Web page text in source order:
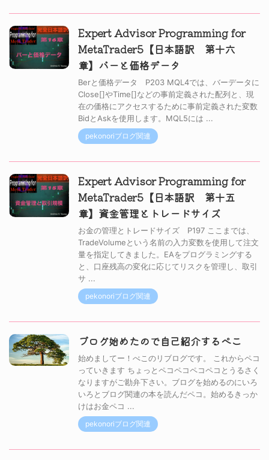
Expert Advisor Programming for
MetaTrader5【日本語訳 第十六
章】バーと価格データ
Berと価格データ P203 MQL4では、バーデータに
Close[]やTime[]などの事前定義された配列と、現
在の価格にアクセスするために事前定義された変数
BidとAskを使用します。MQL5には ...
pekonoriブログ関連
Expert Advisor Programming for
MetaTrader5【日本語訳 第十五
章】資金管理とトレードサイズ
お金の管理とトレードサイズ P197 ここまでは、
TradeVolumeという名前の入力変数を使用して注文
量を指定してきました。EAをプログラミングする
と、口座残高の変化に応じてリスクを管理し、取引
サ ...
pekonoriブログ関連
ブログ始めたので自己紹介するぺこ
始めましてー！ぺこのリブログです。 これからペコ
っていきます ちょっとペコペコペコペコとうるさく
なりますがご勘弁下さい。ブログを始めるのにいろ
いろとブログ関連の本を読んだペコ。始めるきっか
けはお金ペコ ...
pekonoriブログ関連